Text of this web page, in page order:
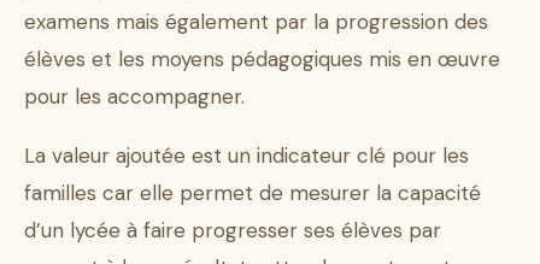
examens mais également par la progression des
élèves et les moyens pédagogiques mis en œuvre
pour les accompagner.
La valeur ajoutée est un indicateur clé pour les
familles car elle permet de mesurer la capacité
d’un lycée à faire progresser ses élèves par